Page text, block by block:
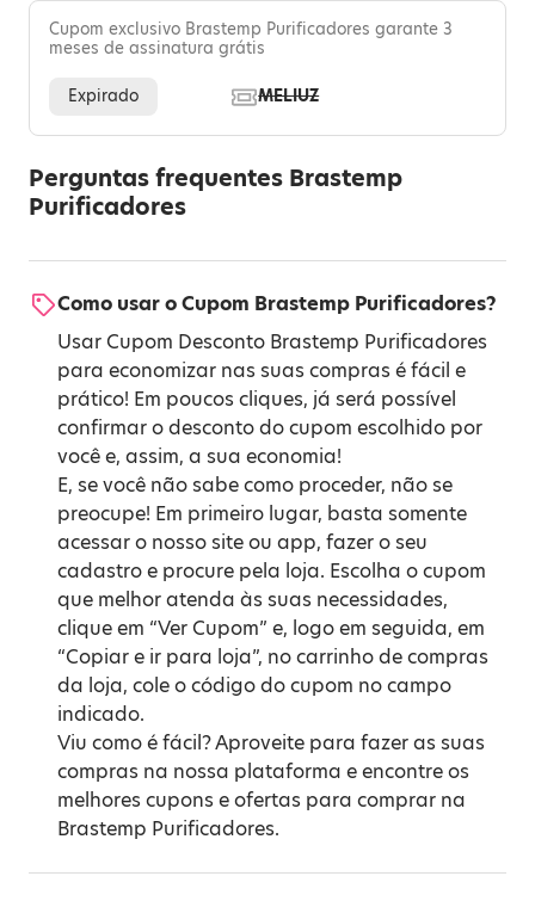
Cupom exclusivo Brastemp Purificadores garante 3
meses de assinatura grátis
Expirado MELIUZ
Perguntas frequentes Brastemp
Purificadores
Como usar o Cupom Brastemp Purificadores?
Usar Cupom Desconto Brastemp Purificadores
para economizar nas suas compras é fácil e
prático! Em poucos cliques, já será possível
confirmar o desconto do cupom escolhido por
você e, assim, a sua economia!
E, se você não sabe como proceder, não se
preocupe! Em primeiro lugar, basta somente
acessar o nosso site ou app, fazer o seu
cadastro e procure pela loja. Escolha o cupom
que melhor atenda às suas necessidades,
clique em “Ver Cupom” e, logo em seguida, em
“Copiar e ir para loja”, no carrinho de compras
da loja, cole o código do cupom no campo
indicado.
Viu como é fácil? Aproveite para fazer as suas
compras na nossa plataforma e encontre os
melhores cupons e ofertas para comprar na
Brastemp Purificadores.